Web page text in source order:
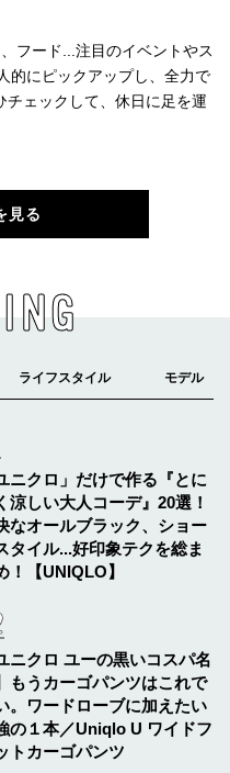
フード...注目のイベントやス
的にピックアップし、全力で
ェックして、休日に足を運
見る
ニクロ」だけで作る『とに
涼しい大人コーデ』20選！
なオールブラック、ショー
タイル...好印象テクを総ま
！【UNIQLO】
ニクロ ユーの黒いコスパ名
もうカーゴパンツはこれで
。ワードローブに加えたい
の１本／Uniqlo U ワイドフ
トカーゴパンツ